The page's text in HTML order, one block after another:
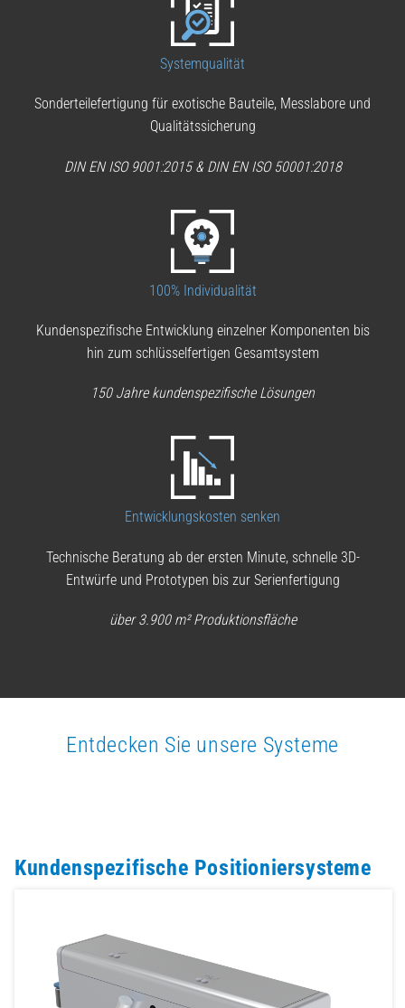
Systemqualität
Sonderteilefertigung für exotische Bauteile, Messlabore und
Qualitätssicherung
DIN EN ISO 9001:2015 & DIN EN ISO 50001:2018
100% Individualität
Kundenspezifische Entwicklung einzelner Komponenten bis
hin zum schlüsselfertigen Gesamtsystem
150 Jahre kundenspezifische Lösungen
Entwicklungskosten senken
Technische Beratung ab der ersten Minute, schnelle 3D-
Entwürfe und Prototypen bis zur Serienfertigung
über 3.900 m² Produktionsfläche
Entdecken Sie unsere Systeme
Kundenspezifische Positioniersysteme